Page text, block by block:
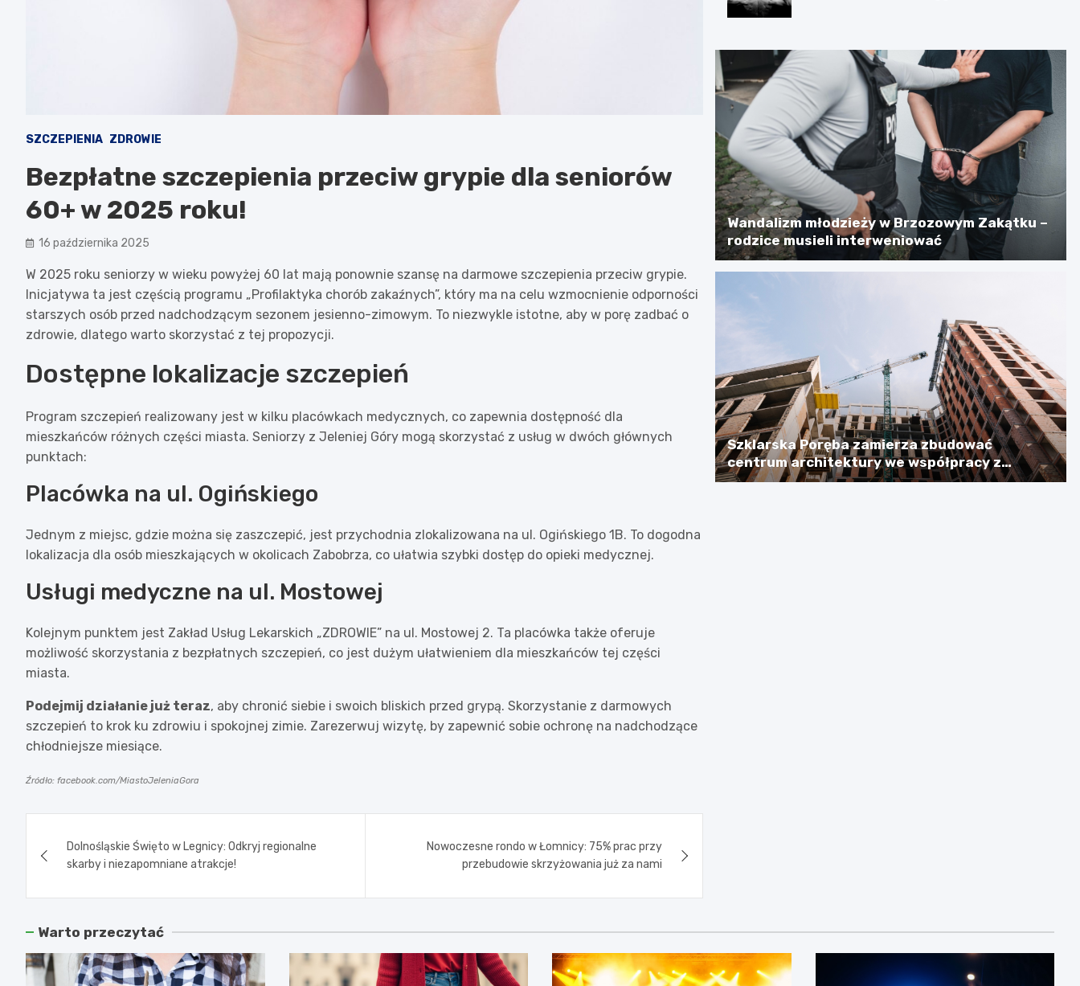
SZCZEPIENIA ZDROWIE
Bezpłatne szczepienia przeciw grypie dla seniorów
60+ w 2025 roku!
16 października 2025
W 2025 roku seniorzy w wieku powyżej 60 lat mają ponownie szansę na darmowe szczepienia przeciw grypie.
Inicjatywa ta jest częścią programu „Profilaktyka chorób zakaźnych”, który ma na celu wzmocnienie odporności
starszych osób przed nadchodzącym sezonem jesienno-zimowym. To niezwykle istotne, aby w porę zadbać o
zdrowie, dlatego warto skorzystać z tej propozycji.
Dostępne lokalizacje szczepień
Program szczepień realizowany jest w kilku placówkach medycznych, co zapewnia dostępność dla
mieszkańców różnych części miasta. Seniorzy z Jeleniej Góry mogą skorzystać z usług w dwóch głównych
punktach:
Placówka na ul. Ogińskiego
Jednym z miejsc, gdzie można się zaszczepić, jest przychodnia zlokalizowana na ul. Ogińskiego 1B. To dogodna
lokalizacja dla osób mieszkających w okolicach Zabobrza, co ułatwia szybki dostęp do opieki medycznej.
Usługi medyczne na ul. Mostowej
Kolejnym punktem jest Zakład Usług Lekarskich „ZDROWIE” na ul. Mostowej 2. Ta placówka także oferuje
możliwość skorzystania z bezpłatnych szczepień, co jest dużym ułatwieniem dla mieszkańców tej części
miasta.
Podejmij działanie już teraz, aby chronić siebie i swoich bliskich przed grypą. Skorzystanie z darmowych
szczepień to krok ku zdrowiu i spokojnej zimie. Zarezerwuj wizytę, by zapewnić sobie ochronę na nadchodzące
chłodniejsze miesiące.
Źródło: facebook.com/MiastoJeleniaGora
wpisuDolnośląskie Święto w Legnicy: Odkryj regionalne
skarby i niezapomniane atrakcje!
Nowoczesne rondo w Łomnicy: 75% prac przy
przebudowie skrzyżowania już za nami
Wandalizm młodzieży w Brzozowym Zakątku –
rodzice musieli interweniować
Szklarska Poręba zamierza zbudować
centrum architektury we współpracy z
Niemcami, licząc na dotację w wysokości
Warto przeczytać